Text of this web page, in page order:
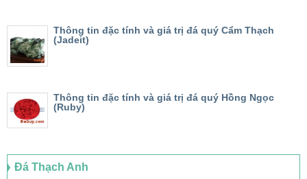
Thông tin đặc tính và giá trị đá quý Cẩm Thạch
(Jadeit)
Thông tin đặc tính và giá trị đá quý Hồng Ngọc
(Ruby)
Đá Thạch Anh